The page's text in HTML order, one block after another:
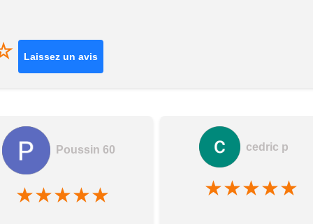
Laissez un avis
Poussin 60
★★★★★
cedric p
★★★★★